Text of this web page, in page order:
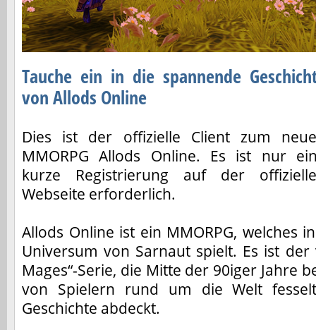
Tauche ein in die spannende
von Allods Online
Dies ist der offizielle Client zum
MMORPG Allods Online. Es ist nur
kurze Registrierung auf der
Webseite erforderlich.
Allods Online ist ein MMORPG, welches
Universum von Sarnaut spielt. Es ist der
Mages“-Serie, die Mitte der 90iger Jahre
von Spielern rund um die Welt
Geschichte abdeckt.